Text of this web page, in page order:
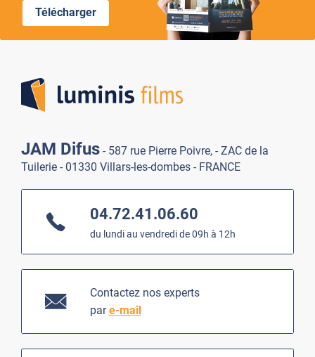
Télécharger
JAM Difus - 587 rue Pierre Poivre, - ZAC de la
Tuilerie - 01330 Villars-les-dombes - FRANCE
04.72.41.06.60
du lundi au vendredi de 09h à 12h
Contactez nos experts
pare-mail